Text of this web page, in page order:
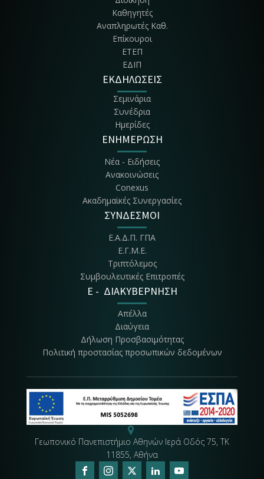
Τμήμα Διοίκησης, Οικονομίας & Επικοι-νωνίας Πολιτιστικών &
Τουριστικών Μονά-δων - ΔΟΕΠΤΜ
Καθηγητές
Αναπληρωτές Καθ.
Επίκουροι
ΕΤΕΠ
ΕΔΙΠ
ΕΚΔΗΛΩΣΕΙΣ
Σεμινάρια
Συνέδρια
Ημερίδες
ΕΝΗΜΕΡΩΣΗ
Νέα - Ειδήσεις
Ανακοινώσεις
Conexus
Ακαδημαϊκές Συνεργασίες
ΣΥΝΔΕΣΜΟΙ
Ε.Α.Δ.Π. ΓΠΑ
Ε.Γ.Μ.Ε.
Τριπτόλεμος
Συμβουλευτικές Επιτροπές
E - ΔΙΑΚΥΒΕΡΝΗΣΗ
Απέλλα
Διαύγεια
Δήλωση Προσβασιμότητας
Πολιτική προστασίας προσωπικών δεδομένων
Γεωπονικό Πανεπιστήμιο Αθηνών Ιερά Οδός 75, ΤΚ
11855, Αθήνα